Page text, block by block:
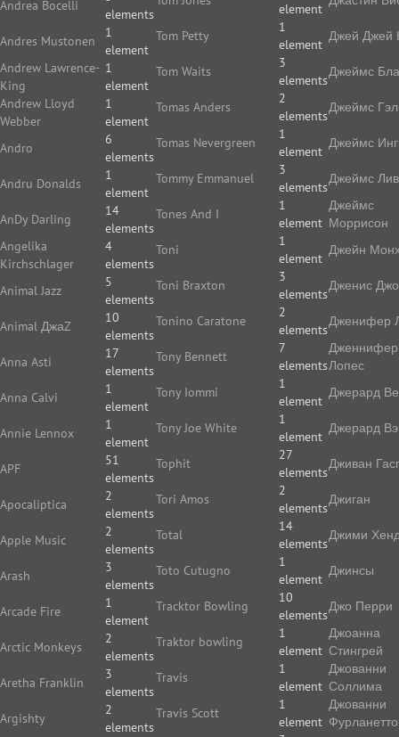
Andrea Bocelli
elements
Andres Mustonen
1
element
Andrew Lawrence-
King
1
element
Andrew Lloyd
Webber
1
element
Andro
6
elements
Andru Donalds
1
element
AnDy Darling
14
elements
Angelika
Kirchschlager
4
elements
Animal Jazz
5
elements
Animal ДжаZ
10
elements
Anna Asti
17
elements
Anna Calvi
1
element
Annie Lennox
1
element
APF
51
elements
Apocaliptica
2
elements
Apple Music
2
elements
Arash
3
elements
Arcade Fire
1
element
Arctic Monkeys
2
elements
Aretha Franklin
3
elements
Argishty
2
elements
element
Tom Petty
1
element
Tom Waits
3
elements
Tomas Anders
2
elements
Tomas Nevergreen
1
element
Tommy Emmanuel
3
elements
Tones And I
1
element
Toni
1
element
Toni Braxton
3
elements
Tonino Caratone
2
elements
Tony Bennett
7
elements
Tony Iommi
1
element
Tony Joe White
1
element
Tophit
27
elements
Tori Amos
2
elements
Total
14
elements
Toto Cutugno
1
element
Tracktor Bowling
10
elements
Traktor bowling
1
element
Travis
1
element
Travis Scott
1
element
Джей Джей
Джеймс
Джеймс
Джеймс
Джеймс
Джеймс
Моррисон
Джейн
Дженис
Дженифер
Дженнифер
Лопес
Джерард
Джерард
Дживан
Джиган
Джими
Джинсы
Джо Перри
Джоанна
Стингрей
Джованни
Соллима
Джованни
Фурланетто